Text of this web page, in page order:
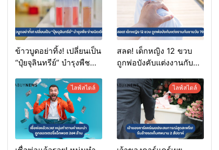
ข้าวบูดอย่าทิ้ง! เปลี่ยนเป็น
“ปุ๋ยจุลินทรีย์” บำรุงพืช
สลด! เด็กหญิง 12 ขวบ
ถูกพ่อบังคับแต่งงานกับ
ไลฟ์สไตล์ ไลฟ์สไตล์